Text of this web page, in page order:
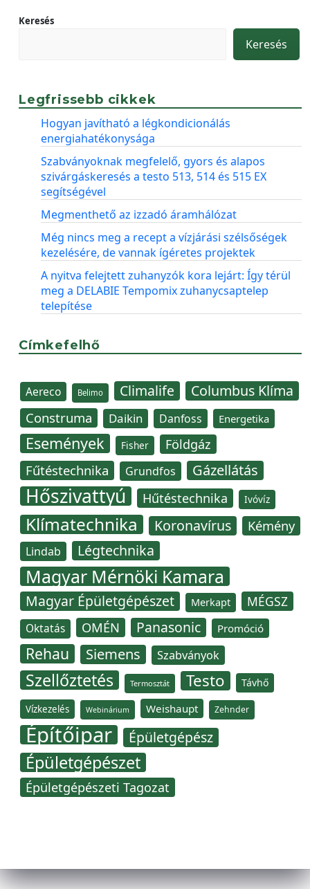
Keresés
Keresés
Legfrissebb cikkek
Hogyan javítható a légkondicionálás
energiahatékonysága
Szabványoknak megfelelő, gyors és alapos
szivárgáskeresés a testo 513, 514 és 515 EX
segítségével
Megmenthető az izzadó áramhálózat
Még nincs meg a recept a vízjárási szélsőségek
kezelésére, de vannak ígéretes projektek
A nyitva felejtett zuhanyzók kora lejárt: Így térül
meg a DELABIE Tempomix zuhanycsaptelep
telepítése
Címkefelhő
Aereco Belimo Climalife Columbus Klíma
Construma Daikin Danfoss Energetika
Események Fisher Földgáz
Fűtéstechnika Grundfos Gázellátás
Hőszivattyú Hűtéstechnika Ivóvíz
Klímatechnika Koronavírus Kémény
Lindab Légtechnika
Magyar Mérnöki Kamara
Magyar Épületgépészet Merkapt MÉGSZ
Oktatás OMÉN Panasonic Promóció
Rehau Siemens Szabványok
Szellőztetés Termosztát Testo Távhő
Vízkezelés Webinárium Weishaupt Zehnder
Építőipar Épületgépész
Épületgépészet
Épületgépészeti Tagozat